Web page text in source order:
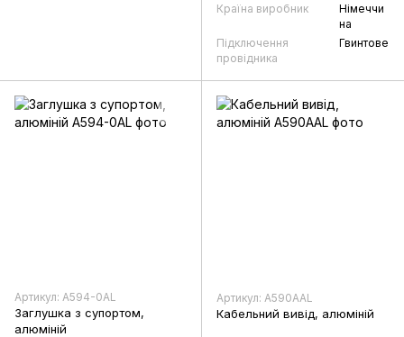
Країна виробник
Німеччи
на
Підключення
провідника
Гвинтове
Артикул: A594-0AL
Заглушка з супортом,
алюміній
Артикул: A590AAL
Кабельний вивід, алюміній